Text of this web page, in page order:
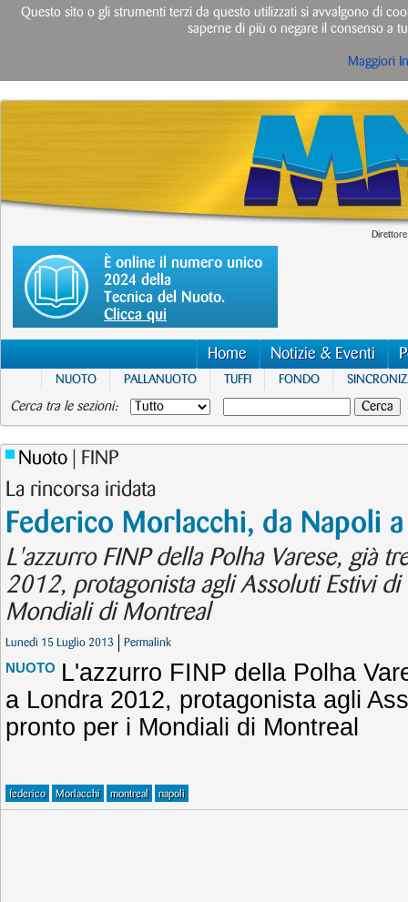
È online il numero unico
2024 della
Tecnica del Nuoto.
Clicca qui
Home Notizie & Eventi
NUOTO PALLANUOTO TUFFI FONDO
Cerca tra le sezioni:
Nuoto | FINP
La rincorsa iridata
Federico Morlacchi, da Napoli
L'azzurro FINP della Polha Varese, già
2012, protagonista agli Assoluti Estivi
Mondiali di Montreal
Lunedì 15 Luglio 2013 Permalink
NUOTO L'azzurro FINP della Polha
a Londra 2012, protagonista agli
pronto per i Mondiali di Montreal
federico Morlacchi montreal napoli
Questo sito o gli strumenti terzi da questo utilizzati si avvalgono di
saperne di più o negare il consenso a
Maggiori